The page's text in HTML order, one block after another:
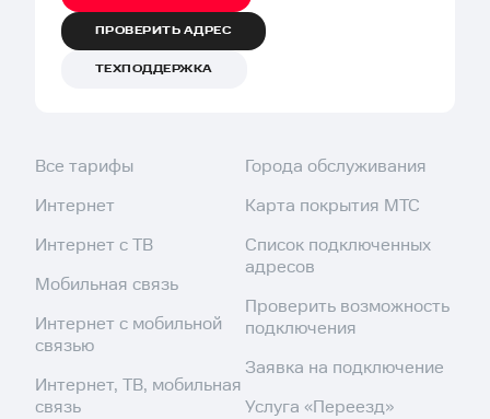
ПРОВЕРИТЬ АДРЕС
ТЕХПОДДЕРЖКА
Все тарифы
Интернет
Интернет с ТВ
Мобильная связь
Интернет с мобильной
связью
Интернет, ТВ, мобильная
связь
Города обслуживания
Карта покрытия МТС
Список подключенных
адресов
Проверить возможность
подключения
Заявка на подключение
Услуга «Переезд»